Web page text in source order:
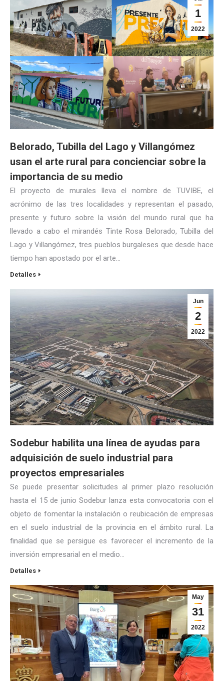
1
2022
Belorado, Tubilla del Lago y Villangómez
usan el arte rural para concienciar sobre la
importancia de su medio
El proyecto de murales lleva el nombre de TUVIBE, el
acrónimo de las tres localidades y representan el pasado,
presente y futuro sobre la visión del mundo rural que ha
llevado a cabo el mirandés Tinte Rosa Belorado, Tubilla del
Lago y Villangómez, tres pueblos burgaleses que desde hace
tiempo han apostado por el arte…
Detalles
Jun
2
2022
Sodebur habilita una línea de ayudas para
adquisición de suelo industrial para
proyectos empresariales
Se puede presentar solicitudes al primer plazo resolución
hasta el 15 de junio Sodebur lanza esta convocatoria con el
objeto de fomentar la instalación o reubicación de empresas
en el suelo industrial de la provincia en el ámbito rural. La
finalidad que se persigue es favorecer el incremento de la
inversión empresarial en el medio…
Detalles
May
31
2022